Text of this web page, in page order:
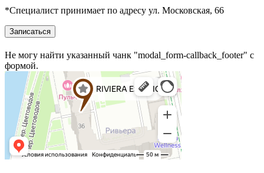
*Специалист принимает по адресу ул. Московская, 66
Записаться
Не могу найти указанный чанк "modal_form-callback_footer" с
формой.